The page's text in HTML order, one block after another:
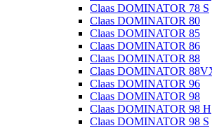
Claas DOMINATOR 78 S
Claas DOMINATOR 80
Claas DOMINATOR 85
Claas DOMINATOR 86
Claas DOMINATOR 88
Claas DOMINATOR
Claas DOMINATOR 96
Claas DOMINATOR 98
Claas DOMINATOR 98 H
Claas DOMINATOR 98 S